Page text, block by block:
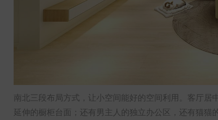
南北三段布局方式，让小空间能好的空间利用。客厅
延伸的橱柜台面；还有男主人的独立办公区，还有猫猫